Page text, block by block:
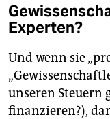
Experten?
Und wenn sie
unseren Steuern
finanzieren?),